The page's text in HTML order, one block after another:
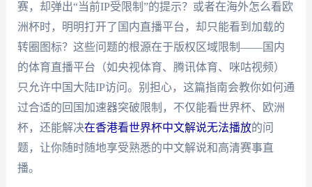
赛，却弹出“当前IP受限制”的提示？或者在海外怎么看欧
洲杯时，明明打开了国内直播平台，却只能看到加载的
转圈图标？这些问题的根源在于版权区域限制——国内
的体育直播平台（如央视体育、腾讯体育、咪咕视频）
只允许中国大陆IP访问。别担心，这篇指南会教你如何通
过合适的回国加速器突破限制，不仅能看世界杯、欧洲
杯，还能解决在香港看世界杯中文解说无法播放的问
题，让你随时随地享受熟悉的中文解说和高清赛事直
播。